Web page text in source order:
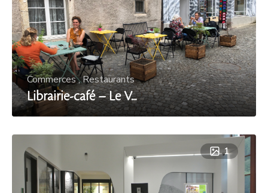
Rechercher?
Commerces,Restaurants
Librairie-café – Le V...
1